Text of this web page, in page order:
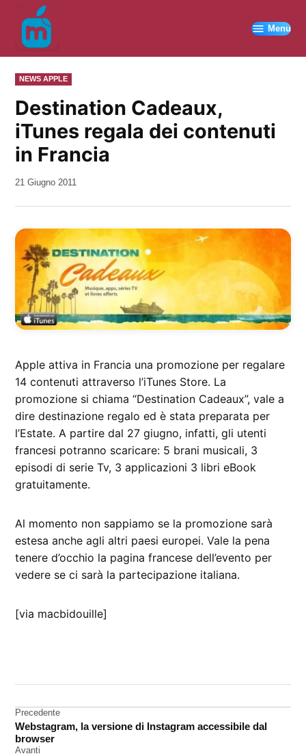
contenuto
Menu
PUBBLICATO
IN
NEWS APPLE
Destination Cadeaux,
iTunes regala dei contenuti
in Francia
da
21 Giugno 2011
Apple attiva in Francia una promozione per regalare
14 contenuti attraverso l’iTunes Store. La
promozione si chiama “Destination Cadeaux”, vale a
dire destinazione regalo ed è stata preparata per
l’Estate. A partire dal 27 giugno, infatti, gli utenti
francesi potranno scaricare: 5 brani musicali, 3
episodi di serie Tv, 3 applicazioni 3 libri eBook
gratuitamente.
Al momento non sappiamo se la promozione sarà
estesa anche agli altri paesi europei. Vale la pena
tenere d’occhio la pagina francese dell’evento per
vedere se ci sarà la partecipazione italiana.
[via macbidouille]
iTunes
Store
promozione
Navigazione
articoli
Precedente
Webstagram, la versione di Instagram accessibile dal
browser
Avanti